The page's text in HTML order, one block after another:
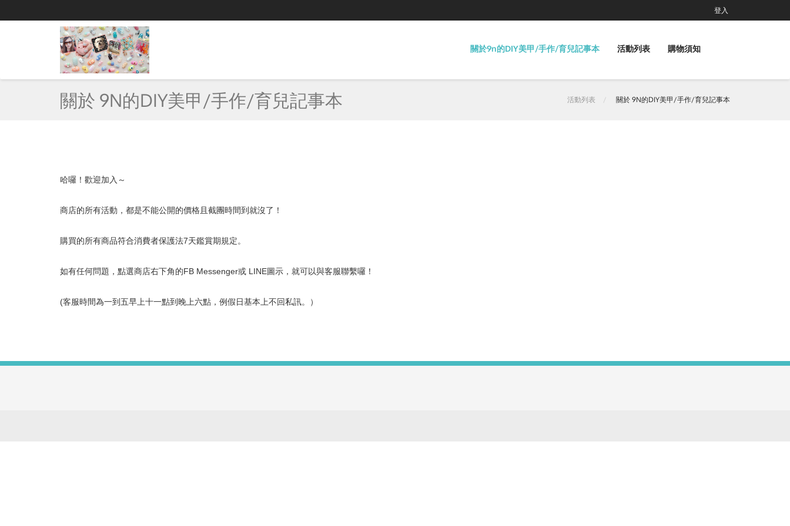
登入
關於9n的DIY美甲/手作/育兒記事本 活動列表 購物須知
關於 9N的DIY美甲/手作/育兒記事本 活動列表 關於 9N的DIY美甲/手作/育兒記事本
哈囉！歡迎加入～
商店的所有活動，都是不能公開的價格且截團時間到就沒了！
購買的所有商品符合消費者保護法7天鑑賞期規定。
如有任何問題，點選商店右下角的FB Messenger或 LINE圖示，就可以與客服聯繫囉！
(客服時間為一到五早上十一點到晚上六點，例假日基本上不回私訊。）